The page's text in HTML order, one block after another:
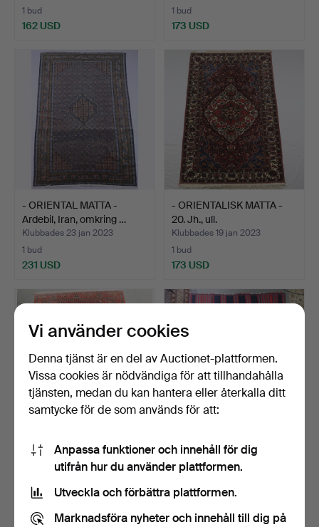
1 bud
162 USD
1 bud
173 USD
- ORIENTAL MATTA -
Ardebil, Iran, omkring …
Klubbades 23 jan 2023
1 bud
231 USD
- ORIENTALISK MATTA -
20. Jh., ull.
Klubbades 19 jan 2023
1 bud
173 USD
- BIDJAR - Persien, ull, ca.
353 x 254 cm.
Klubbades 17 jan 2023
1 bud
- KELIM - Filippinerna, norra
Klubbades 25 dec 2022
1 bud
Vi använder cookies
Denna tjänst är en del av Auctionet-plattformen.
Vissa cookies är nödvändiga för att tillhandahålla
tjänsten, medan du kan hantera eller återkalla ditt
samtycke för de som används för att:
Anpassa funktioner och innehåll för dig
utifrån hur du använder plattformen.
Utveckla och förbättra plattformen.
Marknadsföra nyheter och innehåll till dig på